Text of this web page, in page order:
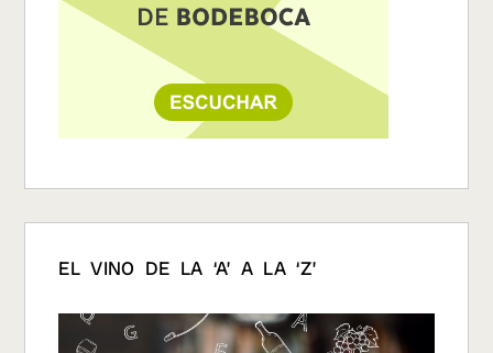
EL VINO DE LA ‘A’ A LA ‘Z’